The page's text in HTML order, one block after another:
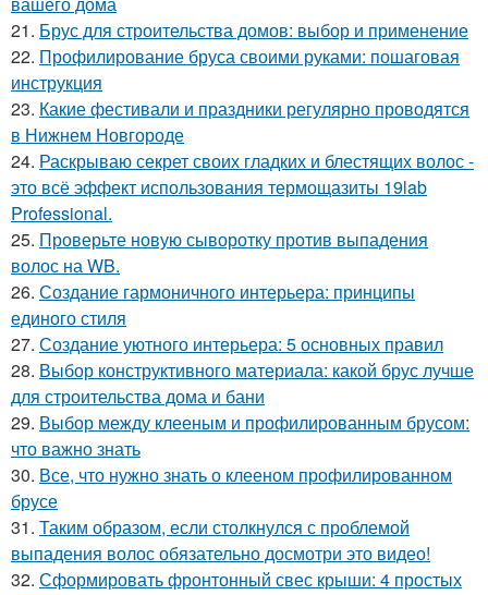
21. Брус для строительства домов: выбор и применение
22. Профилирование бруса своими руками: пошаговая
инструкция
23. Какие фестивали и праздники регулярно проводятся
в Нижнем Новгороде
24. Раскрываю секрет своих гладких и блестящих волос -
это всё эффект использования термощазиты 19lab
Professional.
25. Проверьте новую сыворотку против выпадения
волос на WB.
26. Создание гармоничного интерьера: принципы
единого стиля
27. Создание уютного интерьера: 5 основных правил
28. Выбор конструктивного материала: какой брус лучше
для строительства дома и бани
29. Выбор между клееным и профилированным брусом:
что важно знать
30. Все, что нужно знать о клееном профилированном
брусе
31. Таким образом, если столкнулся с проблемой
выпадения волос обязательно досмотри это видео!
32. Сформировать фронтонный свес крыши: 4 простых